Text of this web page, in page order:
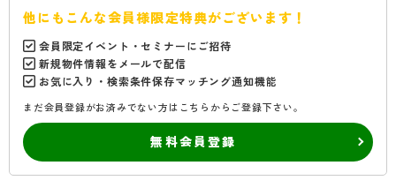
他にもこんな会員様限定特典がございます！
会員限定イベント・セミナーにご招待
新規物件情報をメールで配信
お気に入り・検索条件保存マッチング通知機能
まだ会員登録がお済みでない方はこちらからご登録下さい。
無料会員登録